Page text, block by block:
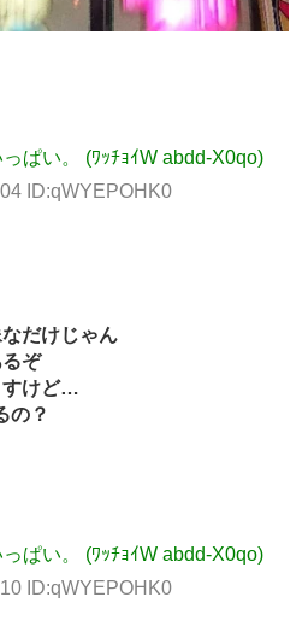
ぱい。 (ﾜｯﾁｮｲW abdd-X0qo)
ID:qWYEPOHK0
だけじゃん
ぞ
すけど…
の？
ぱい。 (ﾜｯﾁｮｲW abdd-X0qo)
ID:qWYEPOHK0